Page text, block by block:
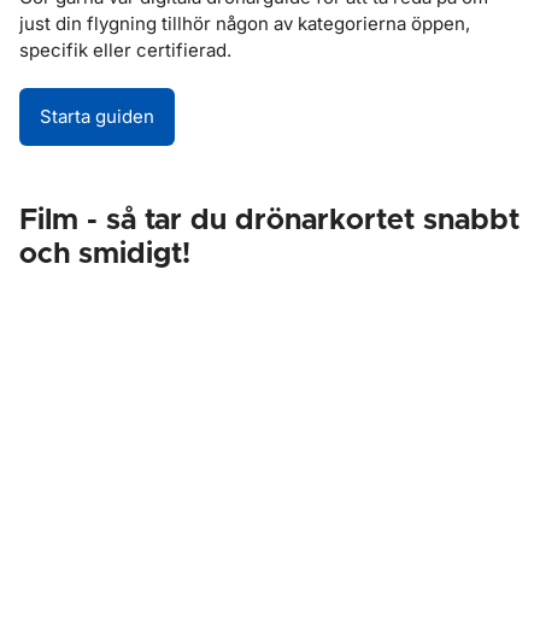
just din flygning tillhör någon av kategorierna öppen,
specifik eller certifierad.
Starta guiden
Film - så tar du drönarkortet snabbt
och smidigt!